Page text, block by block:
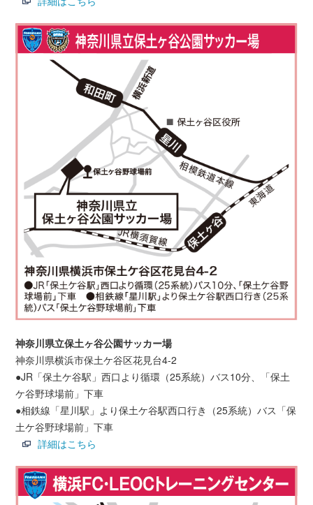
神奈川県立保土ヶ谷公園サッカー場
神奈川県横浜市保土ケ谷区花見台4-2
●JR「保土ケ谷駅」西口より循環（25系統）バス10分、「保土
ケ谷野球場前」下車
●相鉄線「星川駅」より保土ケ谷駅西口行き（25系統）バス「保
土ケ谷野球場前」下車
詳細はこちら